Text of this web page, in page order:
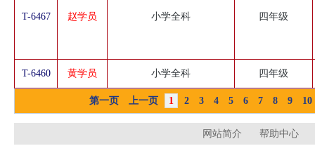
T-6467 赵学员 小学全科 四年级
T-6460 黄学员 小学全科 四年级
第一页 上一页 1 2 3 4 5 6 7 8 9 10
网站简介 帮助中心